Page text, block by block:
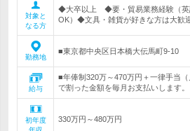
対象と
なる方
◆大卒以上 ◆要・貿易業務経験（英
OK）◆文具・雑貨が好きな方は大歓
勤務地
■東京都中央区日本橋大伝馬町9-10
給与
■年俸制320万～470万円＋一律手当
で割った金額を毎月お支払いします
初年度
330万円～480万円